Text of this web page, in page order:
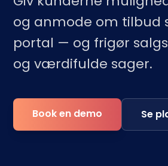
og anmode om tilbud
portal — og frigør
og værdifulde sager.
Book en demo Se